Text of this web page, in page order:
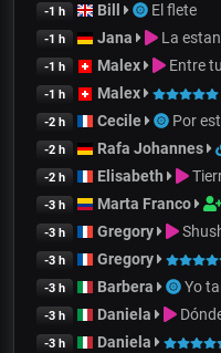
-1 h Bill El flete
-1 h Jana La
-1 h Malex Entre
-1 h Malex
-2 h Cecile Por
-2 h Rafa Johannes
-2 h Elisabeth
-3 h Marta Franco
-3 h Gregory
-3 h Gregory
-3 h Barbera Yo
-3 h Daniela
-3 h Daniela